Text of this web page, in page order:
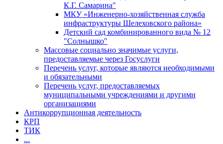
К.Г. Самарина"
МКУ «Инженерно-хозяйственная служба
инфраструктуры Шелеховского района»
Детский сад комбинированного вида № 12
"Солнышко"
Массовые социально значимые услуги,
предоставляемые через Госуслуги
Перечень услуг, которые являются необходимыми
и обязательными
Перечень услуг, предоставляемых
муниципальными учреждениями и другими
организациями
Антикоррупционная деятельность
КРП
ТИК
...